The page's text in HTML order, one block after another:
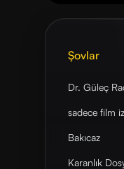
Şovlar
Dr. Güleç
sadece film
Bakıcaz
Karanlık